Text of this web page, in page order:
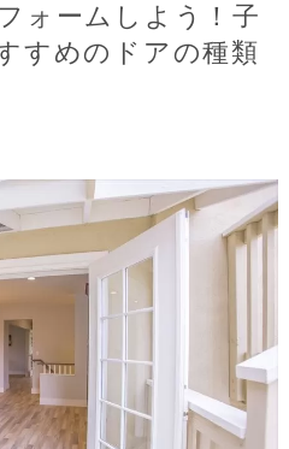
ォームしよう！子
すめのドアの種類